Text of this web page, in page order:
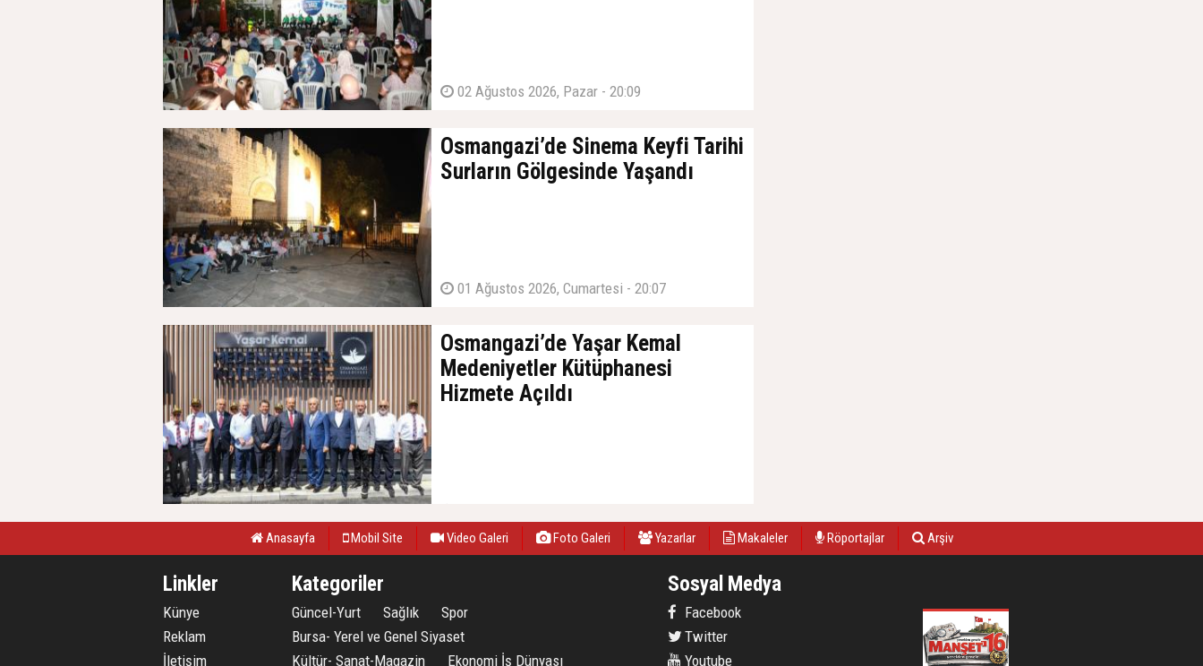
02 Ağustos 2026, Pazar - 20:09
Osmangazi’de Sinema Keyfi Tarihi
Surların Gölgesinde Yaşandı
01 Ağustos 2026, Cumartesi - 20:07
Osmangazi’de Yaşar Kemal
Medeniyetler Kütüphanesi
Hizmete Açıldı
Anasayfa Mobil Site Video Galeri Foto Galeri Yazarlar Makaleler Röportajlar Arşiv
Linkler
Künye
Reklam
İletişim
Kategoriler
Güncel-Yurt Sağlık
Spor
Bursa- Yerel ve Genel Siyaset
Kültür- Sanat-Magazin
Ekonomi İş Dünyası
Sosyal Medya
Facebook
Twitter
Youtube